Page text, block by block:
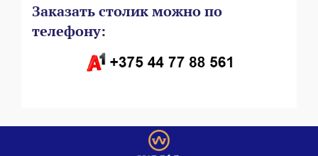
Заказать столик можно по
телефону: